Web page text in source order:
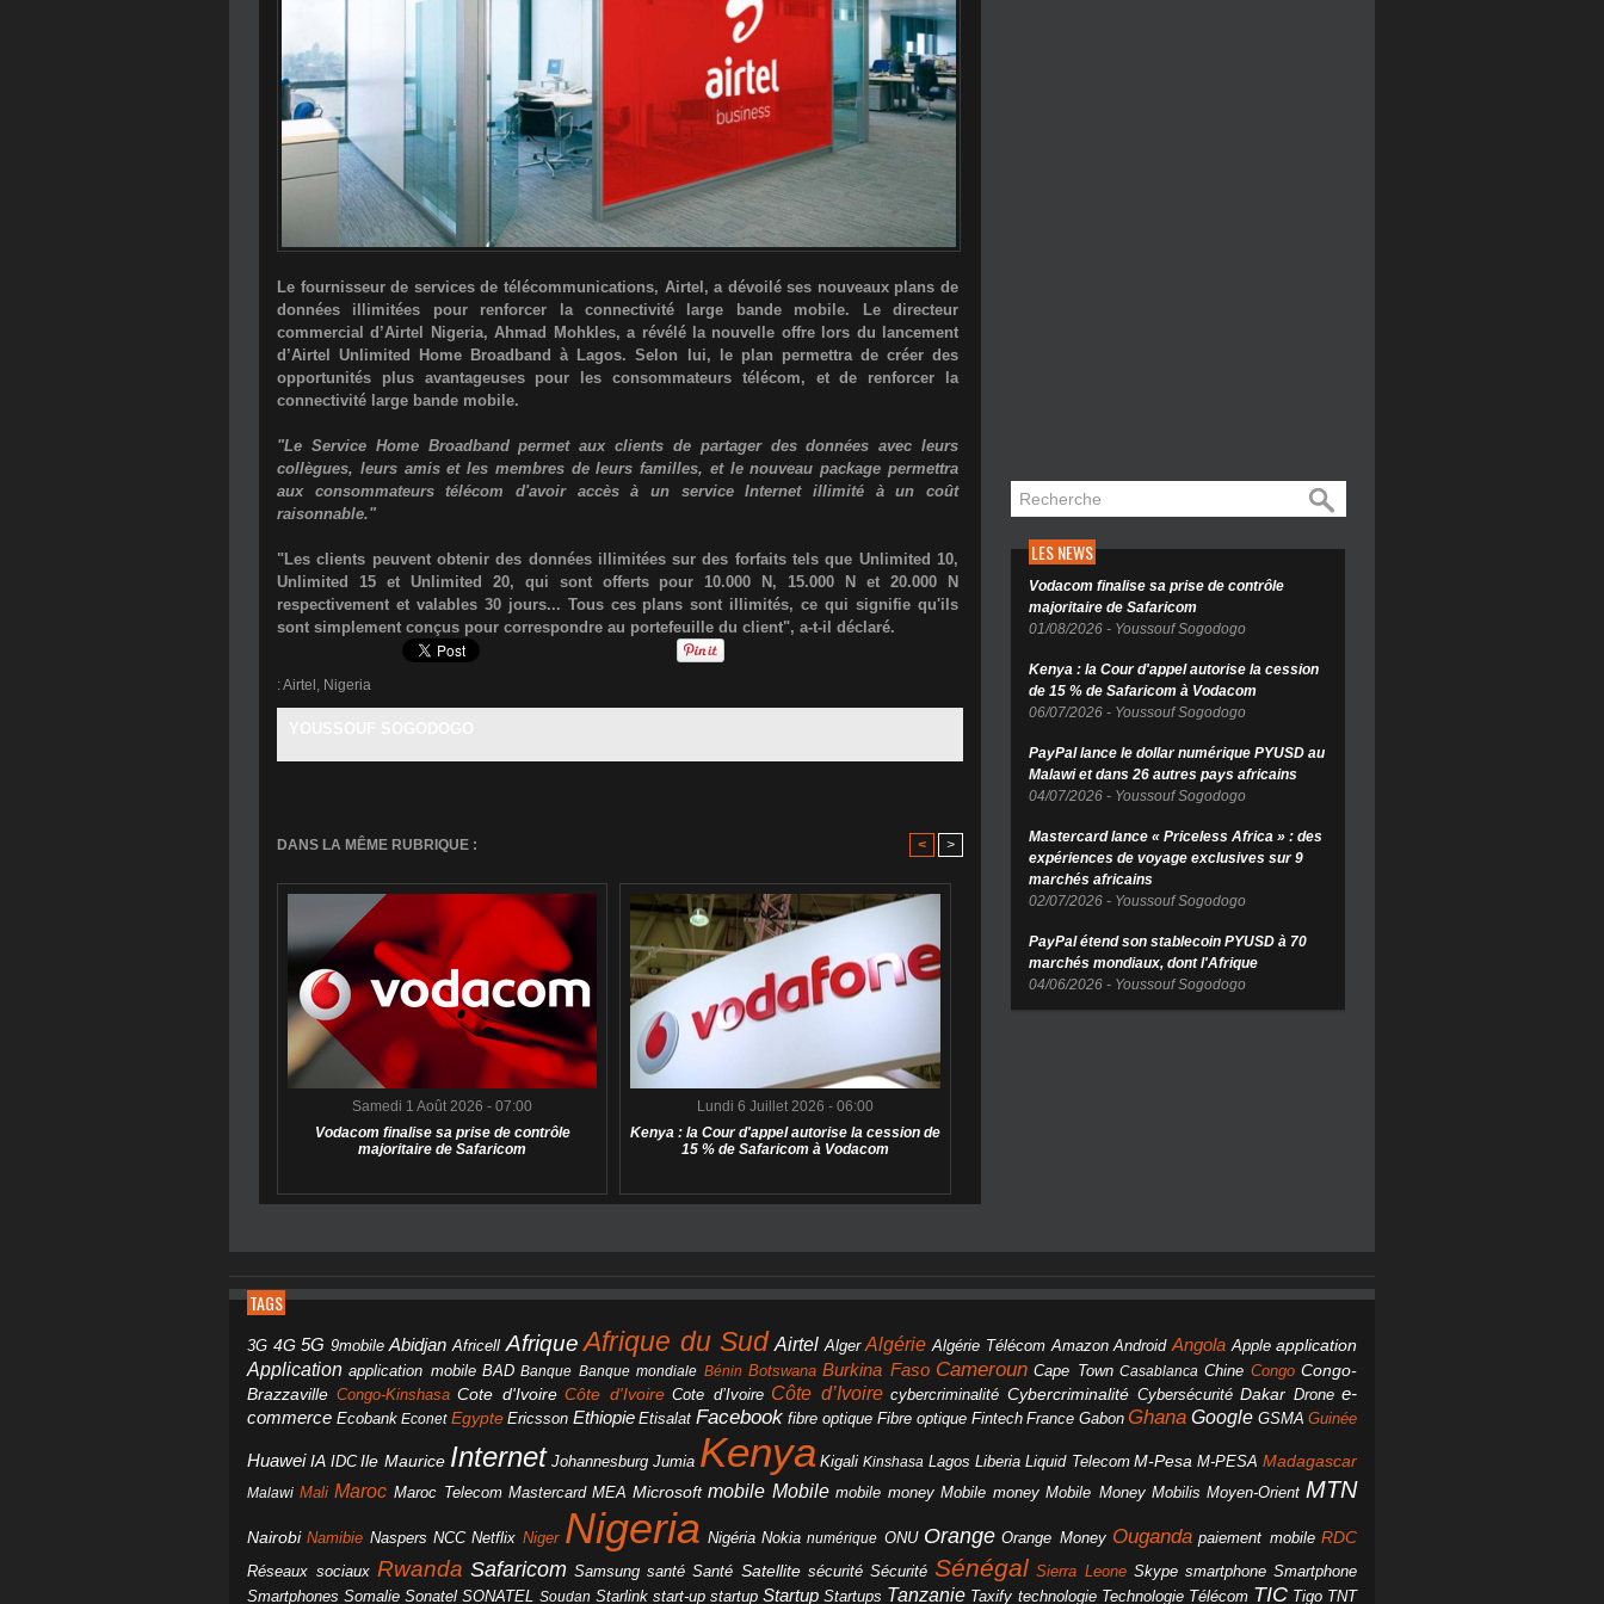
Le fournisseur de services de télécommunications, Airtel, a dévoilé ses nouveaux plans de
données illimitées pour renforcer la connectivité large bande mobile. Le directeur
commercial d’Airtel Nigeria, Ahmad Mohkles, a révélé la nouvelle offre lors du lancement
d’Airtel Unlimited Home Broadband à Lagos. Selon lui, le plan permettra de créer des
opportunités plus avantageuses pour les consommateurs télécom, et de renforcer la
connectivité large bande mobile.
"Le Service Home Broadband permet aux clients de partager des données avec leurs
collègues, leurs amis et les membres de leurs familles, et le nouveau package permettra
aux consommateurs télécom d'avoir accès à un service Internet illimité à un coût
raisonnable."
"Les clients peuvent obtenir des données illimitées sur des forfaits tels que Unlimited 10,
Unlimited 15 et Unlimited 20, qui sont offerts pour 10.000 N, 15.000 N et 20.000 N
respectivement et valables 30 jours... Tous ces plans sont illimités, ce qui signifie qu'ils
sont simplement conçus pour correspondre au portefeuille du client", a-t-il déclaré.
:Airtel , Nigeria
DANS LA MÊME RUBRIQUE : < >
Samedi 1 Août 2026 - 07:00
Vodacom finalise sa prise de contrôle
majoritaire de Safaricom
Lundi 6 Juillet 2026 - 06:00
Kenya : la Cour d'appel autorise la cession de
15 % de Safaricom à Vodacom
LES NEWS
Vodacom finalise sa prise de contrôle
majoritaire de Safaricom
01/08/2026 - Youssouf Sogodogo
Kenya : la Cour d'appel autorise la cession
de 15 % de Safaricom à Vodacom
06/07/2026 - Youssouf Sogodogo
PayPal lance le dollar numérique PYUSD au
Malawi et dans 26 autres pays africains
04/07/2026 - Youssouf Sogodogo
Mastercard lance « Priceless Africa » : des
expériences de voyage exclusives sur 9
marchés africains
02/07/2026 - Youssouf Sogodogo
PayPal étend son stablecoin PYUSD à 70
marchés mondiaux, dont l'Afrique
04/06/2026 - Youssouf Sogodogo
TAGS
3G 4G 5G 9mobile Abidjan Africell Afrique Afrique du Sud Airtel Alger Algérie Algérie Télécom Amazon Android Angola Apple application
Application application mobile BAD Banque Banque mondiale Bénin Botswana Burkina Faso Cameroun Cape Town Casablanca Chine Congo Congo-
Brazzaville Congo-Kinshasa Cote d'Ivoire Côte d'Ivoire Cote d’Ivoire Côte d’Ivoire cybercriminalité Cybercriminalité Cybersécurité Dakar Drone e-
commerce Ecobank Econet Egypte Ericsson Ethiopie Etisalat Facebook fibre optique Fibre optique Fintech France Gabon Ghana Google GSMA Guinée
Huawei IA IDC Ile Maurice Internet Johannesburg Jumia Kenya Kigali Kinshasa Lagos Liberia Liquid Telecom M-Pesa M-PESA Madagascar
Malawi Mali Maroc Maroc Telecom Mastercard MEA Microsoft mobile Mobile mobile money Mobile money Mobile Money Mobilis Moyen-Orient MTN
Nairobi Namibie Naspers NCC Netflix Niger Nigeria Nigéria Nokia numérique ONU Orange Orange Money Ouganda paiement mobile RDC
Réseaux sociaux Rwanda Safaricom Samsung santé Santé Satellite sécurité Sécurité Sénégal Sierra Leone Skype smartphone Smartphone
Smartphones Somalie Sonatel SONATEL Soudan Starlink start-up startup Startup Startups Tanzanie Taxify technologie Technologie Télécom TIC Tigo TNT